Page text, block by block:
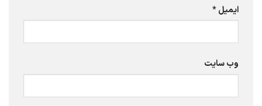
ایمیل*
وب‌ سایت